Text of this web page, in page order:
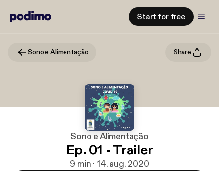
Start for free
Sono e Alimentação Share
Sono e Alimentação
Ep. 01 - Trailer
9 min · 14. aug. 2020